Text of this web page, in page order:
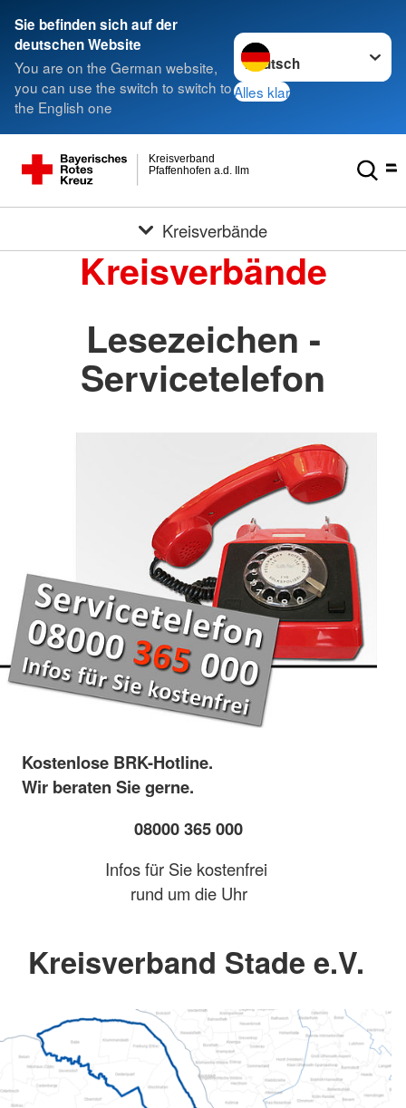
Sie befinden sich auf der
deutschen Website
You are on the German website,
you can use the switch to switch to
the English one
Sprache wechseln zu
Alles klar
Pfaffenhofen a.d. Ilm
Kreisverband
Kreisverbände
Kreisverbände
Lesezeichen -
Servicetelefon
Kostenlose BRK-Hotline.
Wir beraten Sie gerne.
08000 365 000
Infos für Sie kostenfrei
rund um die Uhr
Kreisverband Stade e.V.